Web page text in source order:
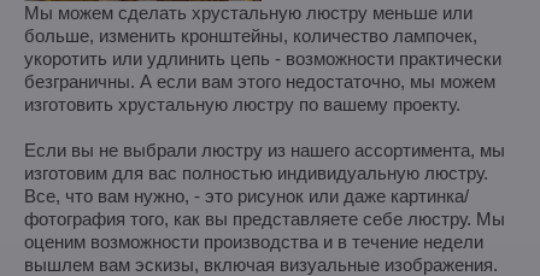
Мы можем сделать хрустальную люстру меньше или
больше, изменить кронштейны, количество лампочек,
укоротить или удлинить цепь - возможности практически
безграничны. А если вам этого недостаточно, мы можем
изготовить хрустальную люстру по вашему проекту.
Если вы не выбрали люстру из нашего ассортимента, мы
изготовим для вас полностью индивидуальную люстру.
Все, что вам нужно, - это рисунок или даже картинка/
фотография того, как вы представляете себе люстру. Мы
оценим возможности производства и в течение недели
вышлем вам эскизы, включая визуальные изображения.